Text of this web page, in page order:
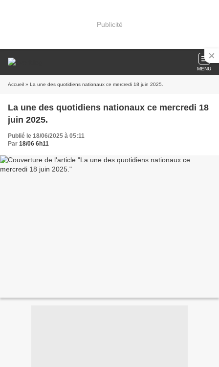
Publicité
MENU
Accueil » La une des quotidiens nationaux ce mercredi 18 juin 2025.
La une des quotidiens nationaux ce mercredi 18
juin 2025.
Publié le 18/06/2025 à 05:11
Par 18/06 6h11